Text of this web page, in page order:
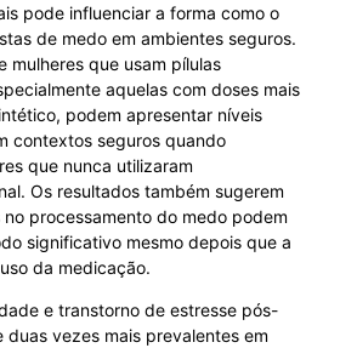
pode influenciar a forma como o
de medo em ambientes seguros.
mulheres que usam pílulas
aquelas com doses mais
podem apresentar níveis
contextos seguros quando
que nunca utilizaram
Os resultados também sugerem
processamento do medo podem
significativo mesmo depois que a
da medicação.
e transtorno de estresse pós-
duas vezes mais prevalentes em